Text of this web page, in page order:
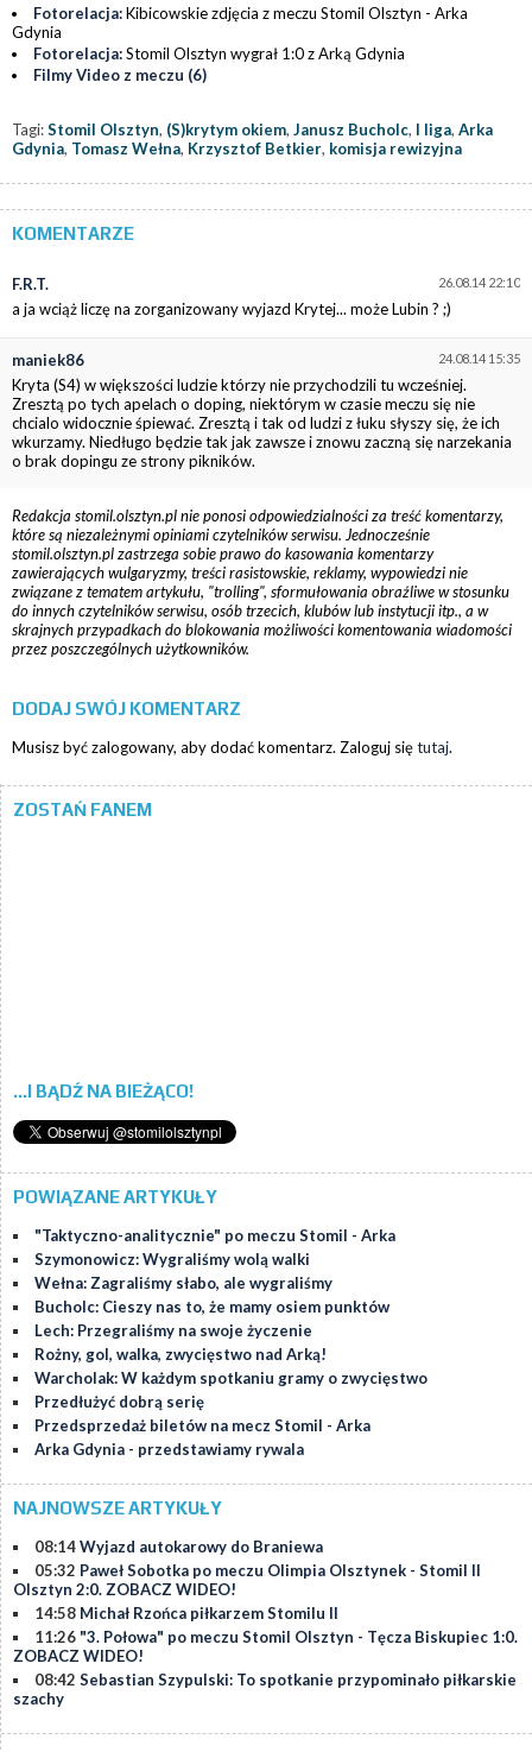
Fotorelacja:Kibicowskie zdjęcia z meczu Stomil Olsztyn - Arka
Gdynia
Fotorelacja:Stomil Olsztyn wygrał 1:0 z Arką Gdynia
Filmy Video z meczu (6)
Tagi:Stomil Olsztyn, (S)krytym okiem, Janusz Bucholc, I liga, Arka
Gdynia, Tomasz Wełna, Krzysztof Betkier, komisja rewizyjna
KOMENTARZE
26.08.14 22:10
F.R.T.
a ja wciąż liczę na zorganizowany wyjazd Krytej... może Lubin ? ;)
24.08.14 15:35
maniek86
Kryta (S4) w większości ludzie którzy nie przychodzili tu wcześniej.
Zresztą po tych apelach o doping, niektórym w czasie meczu się nie
chcialo widocznie śpiewać. Zresztą i tak od ludzi z łuku słyszy się, że ich
wkurzamy. Niedługo będzie tak jak zawsze i znowu zaczną się narzekania
o brak dopingu ze strony pikników.
Redakcja stomil.olsztyn.pl nie ponosi odpowiedzialności za treść komentarzy,
które są niezależnymi opiniami czytelników serwisu. Jednocześnie
stomil.olsztyn.pl zastrzega sobie prawo do kasowania komentarzy
zawierających wulgaryzmy, treści rasistowskie, reklamy, wypowiedzi nie
związane z tematem artykułu, "trolling", sformułowania obraźliwe w stosunku
do innych czytelników serwisu, osób trzecich, klubów lub instytucji itp., a w
skrajnych przypadkach do blokowania możliwości komentowania wiadomości
przez poszczególnych użytkowników.
DODAJ SWÓJ KOMENTARZ
Musisz być zalogowany, aby dodać komentarz. Zaloguj siętutaj.
ZOSTAŃ FANEM
...I BĄDŹ NA BIEŻĄCO!
POWIĄZANE ARTYKUŁY
"Taktyczno-analitycznie" po meczu Stomil - Arka
Szymonowicz: Wygraliśmy wolą walki
Wełna: Zagraliśmy słabo, ale wygraliśmy
Bucholc: Cieszy nas to, że mamy osiem punktów
Lech: Przegraliśmy na swoje życzenie
Rożny, gol, walka, zwycięstwo nad Arką!
Warcholak: W każdym spotkaniu gramy o zwycięstwo
Przedłużyć dobrą serię
Przedsprzedaż biletów na mecz Stomil - Arka
Arka Gdynia - przedstawiamy rywala
NAJNOWSZE ARTYKUŁY
08:14Wyjazd autokarowy do Braniewa
05:32 Paweł Sobotka po meczu Olimpia Olsztynek - Stomil II
Olsztyn 2:0. ZOBACZ WIDEO!
14:58 Michał Rzońca piłkarzem Stomilu II
11:26 "3. Połowa" po meczu Stomil Olsztyn - Tęcza Biskupiec 1:0.
ZOBACZ WIDEO!
08:42 Sebastian Szypulski: To spotkanie przypominało piłkarskie
szachy